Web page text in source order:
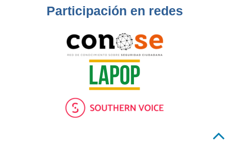
Participación en redes